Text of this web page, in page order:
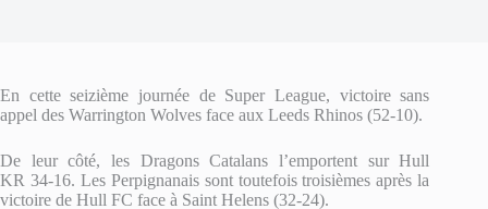
En cette seizième journée de Super League, victoire sans
appel des Warrington Wolves face aux Leeds Rhinos (52-10).
De leur côté, les Dragons Catalans l’emportent sur Hull
KR 34-16. Les Perpignanais sont toutefois troisièmes après la
victoire de Hull FC face à Saint Helens (32-24).